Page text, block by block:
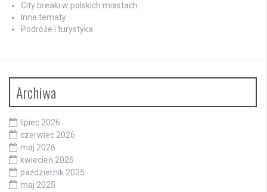
City breaki w polskich miastach
Inne tematy
Podróże i turystyka
Archiwa
lipiec 2026
czerwiec 2026
maj 2026
kwiecień 2026
październik 2025
maj 2025